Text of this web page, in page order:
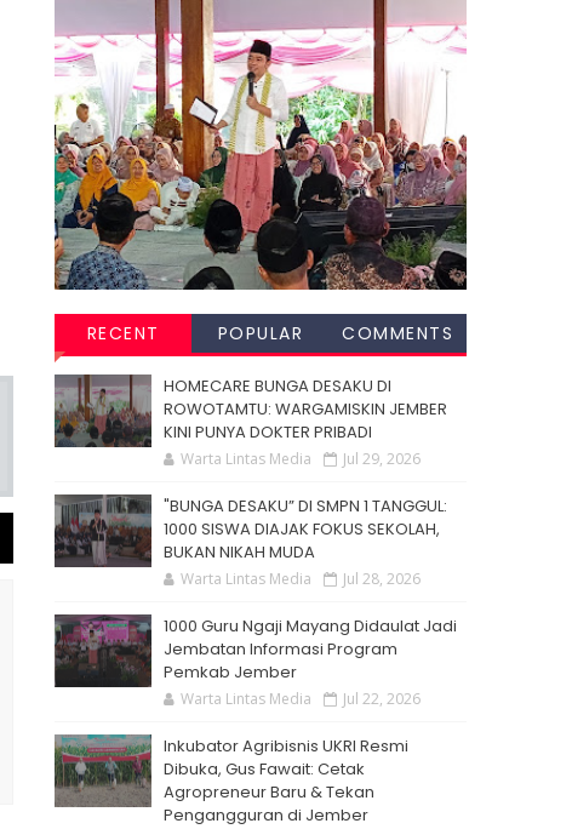
RECENT POPULAR COMMENTS
HOMECARE BUNGA DESAKU DI
ROWOTAMTU: WARGAMISKIN JEMBER
KINI PUNYA DOKTER PRIBADI
Warta Lintas Media Jul 29, 2026
"BUNGA DESAKU” DI SMPN 1 TANGGUL:
1000 SISWA DIAJAK FOKUS SEKOLAH,
BUKAN NIKAH MUDA
Warta Lintas Media Jul 28, 2026
1000 Guru Ngaji Mayang Didaulat Jadi
Jembatan Informasi Program
Pemkab Jember
Warta Lintas Media Jul 22, 2026
Inkubator Agribisnis UKRI Resmi
Dibuka, Gus Fawait: Cetak
Agropreneur Baru & Tekan
Pengangguran di Jember